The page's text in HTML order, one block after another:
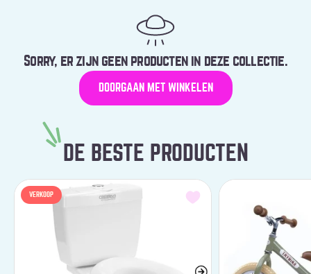
Sorry, er zijn geen producten in deze collectie.
DOORGAAN MET WINKELEN
DE BESTE PRODUCTEN
VERKOOP